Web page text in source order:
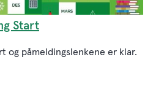
Start
og påmeldingslenkene er klar.